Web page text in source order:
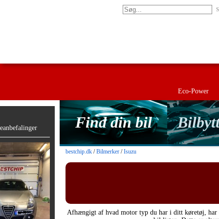
Eco-Power
Find din bil
bestchip.dk /Bilmerker /Isuzu
Afhængigt af hvad motor typ du har i ditt køretøj,